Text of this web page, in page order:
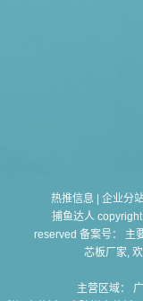
热推信息 企业分
捕鱼达人
reserved 备案号： 主
芯板厂家,
主营区域：